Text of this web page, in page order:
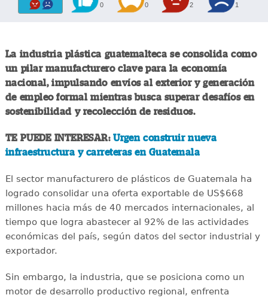
0 0 2 1
La industria plástica guatemalteca se consolida como
un pilar manufacturero clave para la economía
nacional, impulsando envíos al exterior y generación
de empleo formal mientras busca superar desafíos en
sostenibilidad y recolección de residuos.
TE PUEDE INTERESAR:Urgen construir nueva
infraestructura y carreteras en Guatemala
El sector manufacturero de plásticos de Guatemala ha
logrado consolidar una oferta exportable de US$668
millones hacia más de 40 mercados internacionales, al
tiempo que logra abastecer al 92% de las actividades
económicas del país, según datos del sector industrial y
exportador.
Sin embargo, la industria, que se posiciona como un
motor de desarrollo productivo regional, enfrenta